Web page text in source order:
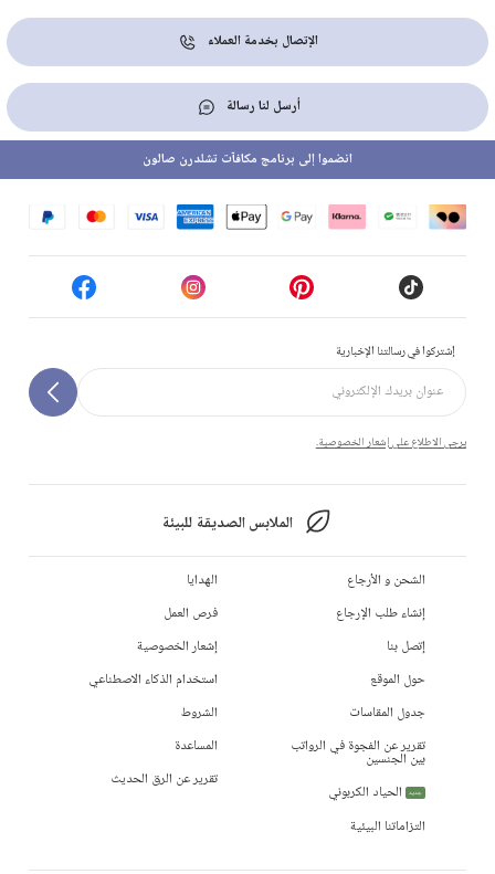
الإتصال بخدمة العملاء
أرسل لنا رسالة
إشتركوا في رسالتنا الإخبارية
يرجى الاطلاع على إشعار الخصوصية.
الملابس الصديقة للبيئة
انضموا إلى برنامج مكافآت تشلدرن صالون
الشحن و الأرجاع
إنشاء طلب الإرجاع
إتصل بنا
حول الموقع
جدول المقاسات
تقرير عن الفجوة في الرواتب
بين الجنسين
جديد
الحياد الكربوني
التزاماتنا البيئية
الهدايا
فرص العمل
إشعار الخصوصية
استخدام الذكاء الاصطناعي
الشروط
المساعدة
تقرير عن الرق الحديث